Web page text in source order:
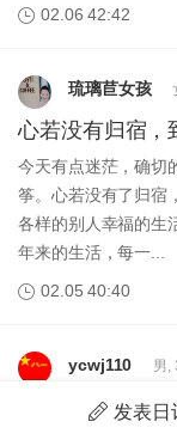
02.06 42:42
琉璃苣女孩女,
心若没有归宿，
今天有点迷茫，确切
筝。心若没有了归宿
各样的别人幸福的生
年来的生活，每一...
02.05 40:40
ycwj110 男,
武警特战少校征
发表日